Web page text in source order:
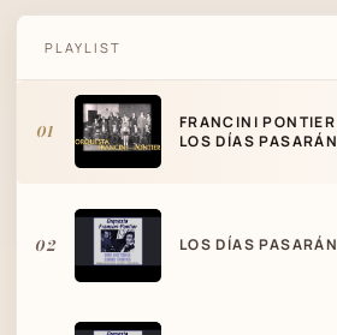
PLAYLIST
01
FRANCINI PONTIER ROBERTO RUFINO
LOS DÍAS PASARÁN
02 LOS DÍAS PASARÁN